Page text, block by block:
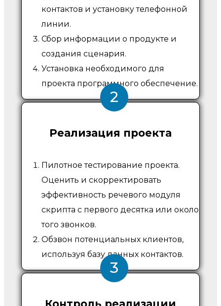
контактов и установку телефонной
линии.
Сбор информации о продукте и
создания сценария.
Установка необходимого для
проекта программного обеспечение.
2
Реализация проекта
Пилотное тестирование проекта.
Оценить и скорректировать
эффективность речевого модуля
скрипта с первого десятка или около
того звонков.
Обзвон потенциальных клиентов,
используя базу данных контактов.
3